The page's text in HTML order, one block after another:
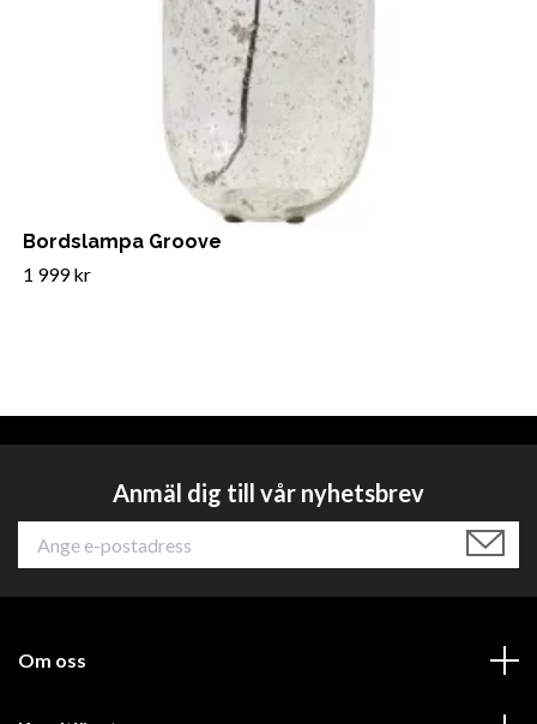
Bordslampa Groove
1 999 kr
Anmäl dig till vår nyhetsbrev
Om oss